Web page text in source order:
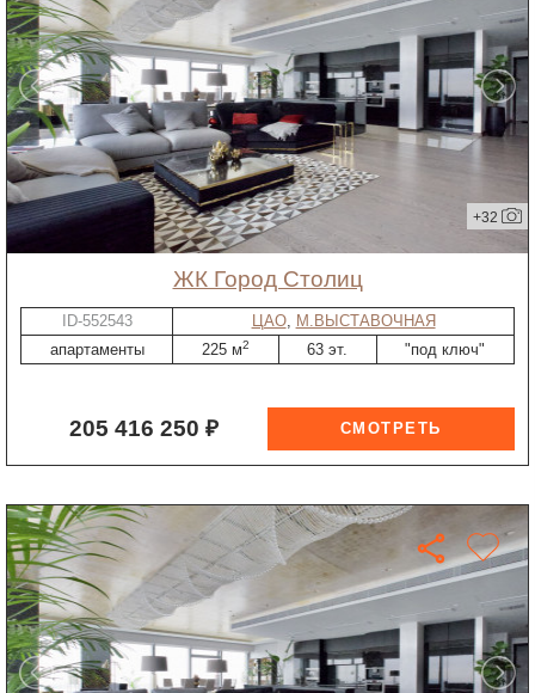
+32
ЖК Город Столиц
ID-552543 ЦАО, М.ВЫСТАВОЧНАЯ
апартаменты
225 м2 63 эт. "под ключ"
205 416 250 ₽